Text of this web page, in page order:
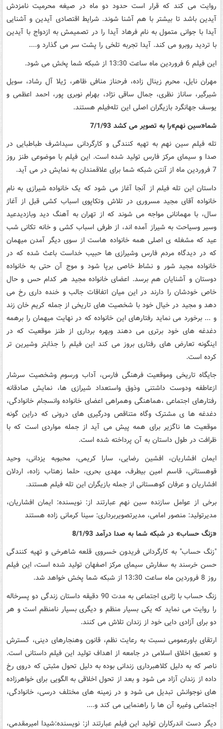
روایت می کند که قرار است حدود دو ماه در صیغه محرمیت نامزدش
آیدین باشد تا بیشتر با هم آشنا شوند. شرایط اقتصادی آیدین و آشنایی
آیدا با جوانی متمول به نام فرهاد آیدا را در تصمیمش به ازدواج با آیدین
با تردید روبرو می کند. آیدا تجربه تلخی را پشت سر می گذارد و....
این فیلم 6 فروردین ماه ساعت 13:30 از شبکه شما پخش می شود.
مهران نایل، محرم زینال زاده، فرحناز منافی ظاهر، ژیلا آل رشاد، سویل
شیرگیر، ساناز نظری، جمال ساقی نژاد، بهرام نوبری پور، احمد اعظمی و
یوسف جهانگرد بازیگران اصلی این تله‌فیلم هستند.
شما«سین نهم»را به تصویر می کشد 7/1/93
تله فیلم سین نهم به تهیه کنندگی و کارگردانی سیداشرف طباطبایی در
صدا و سیمای مرکز فارس تولید شده است. این فیلم با موضوعی طنز روز
7 فروردین ماه از آنتن شبکه شما برای علاقمندان به نمایش در می آید.
داستان این تله فیلم از آنجا آغاز می شود که یک خانواده شیرازی به نام
خانواده آقای مجید مسروری در تلاش وتکاپوی اسباب کشی قبل از آغاز
سال، با مهمانانی مواجه می شوند که از تهران به آهنگ دید وبازدیدعید
وسیر وسیاحت به شیراز آمده اند، از طرفی اسباب کشی و خانه تکانی شب
عید که مشغله ی اصلی همه خانواده هاست از سوی دیگر آمدن میهمان
که در دیدگاه مردم فارس وشیرازی ها حبیب خداست باعث شده که در
خانواده مجید شور و نشاط خاصی برپا شود و موج آن حتی به خانواده
دوستان و آشنایان هم برسد. اعضای خانواده مجید هر کدام حس و حال
خاص خودشان را دارند در این میان اتفاقات جالب و خنده داری رخ می
دهد و مجید در خیال خود با شخصیت های تاریخی از جمله کریم خان زند
و ... برخورد می نماید رفتارهای این خانواده که در نهایت میهمان را برهمه
دغدغه های خود برتری می دهند وبهره برداری از طنز موقعیت که در
اینگونه تعارض های رفتاری بروز می کند این فیلم را جذابتر وشیرین تر
کرده است.
جایگاه تاریخی وموقعیت فرهنگی فارس، آداب ورسوم وشخصیت سرشار
ازعاطفه ودوست داشتنی وذوق واستعداد شیرازی ها، نمایش صادقانه
رفتارهای اجتماعی ،هماهنگی وهمراهی اعضای خانواده وانسجام خانوادگی،
دغدغه ها ی مشترک وگاه متناقص ودرگیری های درونی که دراین گونه
موقعیت ها ناگزیر برای همه پیش می آید از جمله مواردی است که با
ظرافت در طول داستان به آن پرداخته شده است.
ایمان افشاریان، افشین رضایی، سارا کریمی، محبوبه یزدانی، وحید
قوهستانی، قاسم امین بیطرف، مهدی بحری، حلما زهتاب زاده، اردلان
افشاریان و عرفان کوهستانی از جمله بازیگران این تله فیلم هستند.
برخی از عوامل سازنده سین نهم عبارتند از: نویسنده: ایمان افشاریان،
مدیرتولید: منصور امامی، مدیرتصویربرداری: سینا کرمانی زاده هستند
«زنگ حساب» در شبکه شما به صدا درآمد 8/1/93
"زنگ حساب" به کارگردانی فریدون خسروی قلعه شاهرخی و تهیه کنندگی
حسن خرسند به سفارش سیمای مرکز اصفهان تولید شده است، این فیلم
روز 8 فروردین ماه ساعت 13:30 از شبکه شما پخش خواهد شد.
زنگ حساب با ژانری اجتماعی به مدت 90 دقیقه داستان زندگی دو پسرخاله
را روایت می نماید که یکی بسیار منظم و دیگری بسیار نامنظم است و هر
دو برای آزادی دایی خود از زندان تلاش می کنند.
ارتقای باورعمومی نسبت به رعایت نظم، قانون وهنجارهای دینی، گسترش
و تعمیق اخلاق اسلامی در جامعه از اهداف تولید این فیلم داستانی است.
ناصر که به دلیل کلاهبرداری زندانی بوده به دلیل تحول مثبتی که دروی رخ
داده از زندان آزاد می شود و بعد از تحول اخلاقی به الگویی برای خواهرزاده
های نوجوانش تبدیل می شود و در زمینه های مختلف درسی، خانوادگی،
اجتماعی وغیره آن ها را راهنمایی می کند و....
دیگر دست اندرکاران تولید این فیلم عبارتند از: نویسنده:شیدا امیرمقدمی،